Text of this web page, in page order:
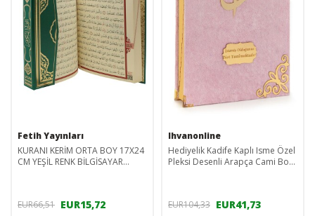
Fetih Yayınları
KURANI KERİM ORTA BOY 17X24
CM YEŞİL RENK BİLGİSAYAR
EUR66,51 EUR15,72
Ihvanonline
Hediyelik Kadife Kaplı Isme Özel
Pleksi Desenli Arapça Cami Boy
EUR104,33 EUR41,73